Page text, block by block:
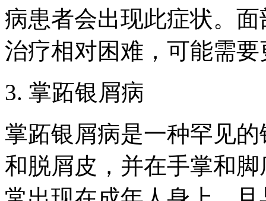
病患者会出现此症状。
治疗相对困难，可能需
3. 掌跖银屑病
掌跖银屑病是一种罕见
和脱屑皮，并在手掌和